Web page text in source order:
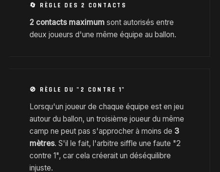
🔄 RÈGLE DES 2 CONTACTS
2 contacts maximum sont autorisés entre
deux joueurs d'une même équipe au ballon.
🚫 RÈGLE DU "2 CONTRE 1"
Lorsqu'un joueur de chaque équipe est en jeu
autour du ballon, un troisième joueur du même
camp ne peut pas s'approcher à moins de 3
mètres. S'il le fait, l'arbitre siffle une faute "2
contre 1", car cela créerait un déséquilibre
injuste.